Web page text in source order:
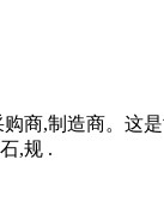
商,制造商。这
,规 .